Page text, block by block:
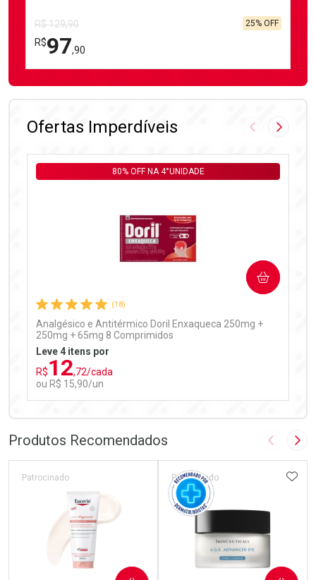
R$ 129,90
R$97,90
25% OFF
FECHAR
FECHAR
Ofertas Imperdíveis Imagem
(18)
Analgésico e Antitérmico Doril Enxaqueca 250mg +
250mg + 65mg 8 Comprimidos
80% OFF NA 4°UNIDADE
Leve 4 itens por
R$12,72/cada
ou R$ 15,90/un
COMPRAR
Laboratório
Ativar Desconto
Por Menos
Produtos Recomendados Imagem
Patrocinado Patrocinado